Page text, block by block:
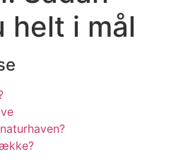
helt i mål